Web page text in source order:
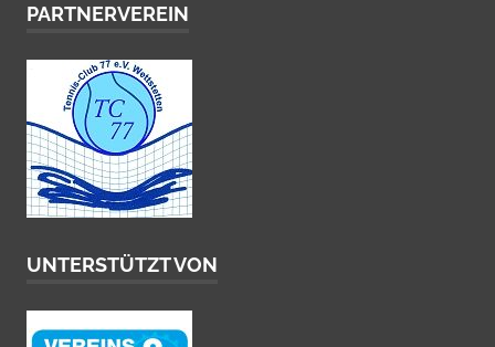
PARTNERVEREIN
UNTERSTÜTZT VON